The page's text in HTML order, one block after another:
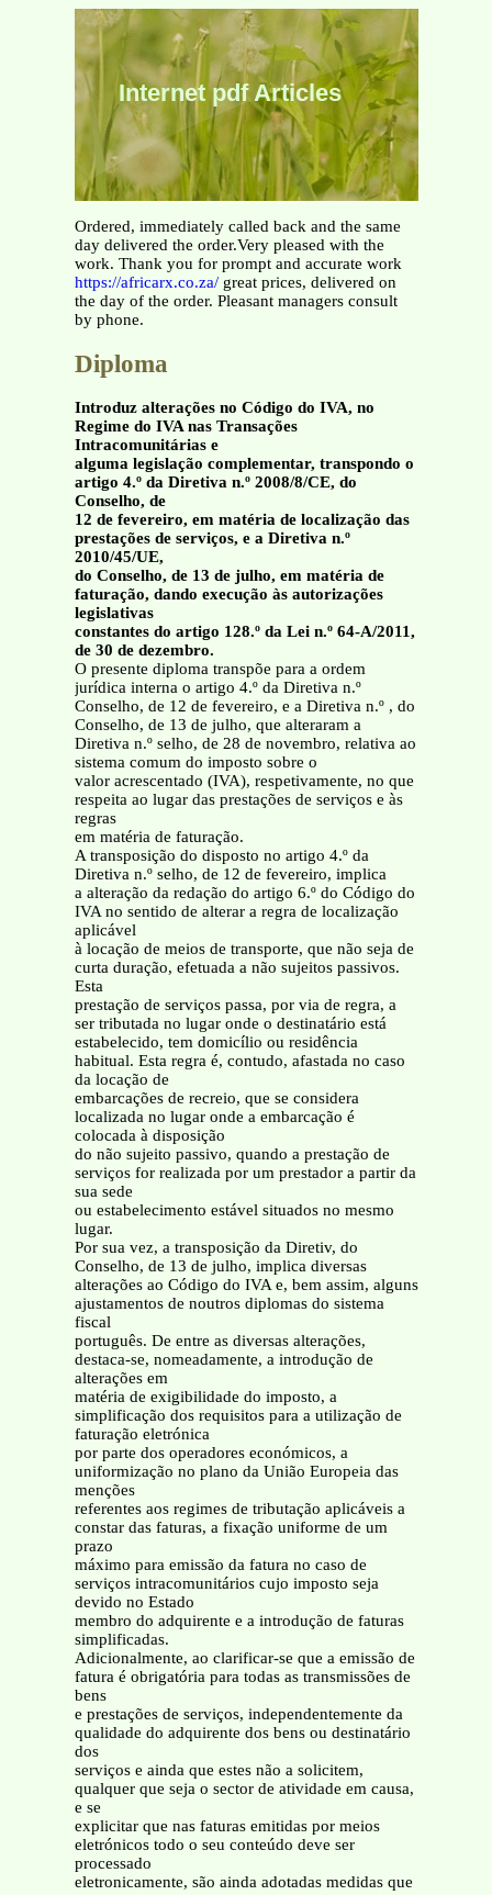
Internet pdf Articles
Ordered, immediately called back and the same
day delivered the order.Very pleased with the
work. Thank you for prompt and accurate work
https://africarx.co.za/great prices, delivered on
the day of the order. Pleasant managers consult
by phone.
Diploma
Introduz alterações no Código do IVA, no
Regime do IVA nas Transações
Intracomunitárias e
alguma legislação complementar, transpondo o
artigo 4.º da Diretiva n.º 2008/8/CE, do
Conselho, de
12 de fevereiro, em matéria de localização das
prestações de serviços, e a Diretiva n.º
2010/45/UE,
do Conselho, de 13 de julho, em matéria de
faturação, dando execução às autorizações
legislativas
constantes do artigo 128.º da Lei n.º 64-A/2011,
de 30 de dezembro.
O presente diploma transpõe para a ordem
jurídica interna o artigo 4.º da Diretiva n.º
Conselho, de 12 de fevereiro, e a Diretiva n.º , do
Conselho, de 13 de julho, que alteraram a
Diretiva n.º selho, de 28 de novembro, relativa ao
sistema comum do imposto sobre o
valor acrescentado (IVA), respetivamente, no que
respeita ao lugar das prestações de serviços e às
regras
em matéria de faturação.
A transposição do disposto no artigo 4.º da
Diretiva n.º selho, de 12 de fevereiro, implica
a alteração da redação do artigo 6.º do Código do
IVA no sentido de alterar a regra de localização
aplicável
à locação de meios de transporte, que não seja de
curta duração, efetuada a não sujeitos passivos.
Esta
prestação de serviços passa, por via de regra, a
ser tributada no lugar onde o destinatário está
estabelecido, tem domicílio ou residência
habitual. Esta regra é, contudo, afastada no caso
da locação de
embarcações de recreio, que se considera
localizada no lugar onde a embarcação é
colocada à disposição
do não sujeito passivo, quando a prestação de
serviços for realizada por um prestador a partir da
sua sede
ou estabelecimento estável situados no mesmo
lugar.
Por sua vez, a transposição da Diretiv, do
Conselho, de 13 de julho, implica diversas
alterações ao Código do IVA e, bem assim, alguns
ajustamentos de noutros diplomas do sistema
fiscal
português. De entre as diversas alterações,
destaca-se, nomeadamente, a introdução de
alterações em
matéria de exigibilidade do imposto, a
simplificação dos requisitos para a utilização de
faturação eletrónica
por parte dos operadores económicos, a
uniformização no plano da União Europeia das
menções
referentes aos regimes de tributação aplicáveis a
constar das faturas, a fixação uniforme de um
prazo
máximo para emissão da fatura no caso de
serviços intracomunitários cujo imposto seja
devido no Estado
membro do adquirente e a introdução de faturas
simplificadas.
Adicionalmente, ao clarificar-se que a emissão de
fatura é obrigatória para todas as transmissões de
bens
e prestações de serviços, independentemente da
qualidade do adquirente dos bens ou destinatário
dos
serviços e ainda que estes não a solicitem,
qualquer que seja o sector de atividade em causa,
e se
explicitar que nas faturas emitidas por meios
eletrónicos todo o seu conteúdo deve ser
processado
eletronicamente, são ainda adotadas medidas que